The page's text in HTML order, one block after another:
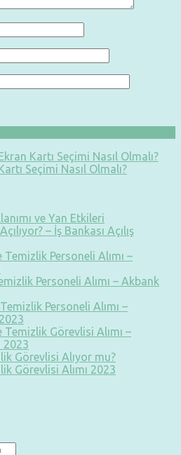
Kartı Seçimi Nasıl Olmalı?
Seçimi Nasıl Olmalı?
ve Yan Etkileri
– İş Bankası Açılış
Personeli Alımı –
Personeli Alımı – Akbank
Personeli Alımı –
Temizlik Görevlisi Alımı –
2023
Görevlisi Alıyor mu?
Görevlisi Alımı 2023